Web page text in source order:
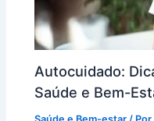
Autocuidado:
Saúde e Bem-